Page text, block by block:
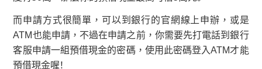
而申請方式很簡單，可以到銀行的官網線上申辦，或是
ATM也能申請，不過在申請之前，你需要先打電話到銀行
客服申請一組預借現金的密碼，使用此密碼登入ATM才能
預借現金喔！